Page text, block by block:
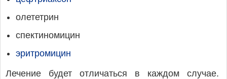
олететрин
спектиномицин
эритромицин
Лечение будет отличаться в каждом случае.